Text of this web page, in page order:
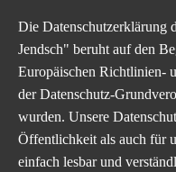
Die Datenschutzerklärung
Jendsch" beruht auf den
Europäischen Richtlinien-
der Datenschutz-
wurden. Unsere
Öffentlichkeit als auch für
einfach lesbar und